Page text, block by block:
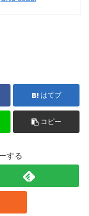
はてブ
コピー
する